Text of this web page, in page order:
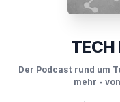
TECH
Der Podcast rund um
mehr -